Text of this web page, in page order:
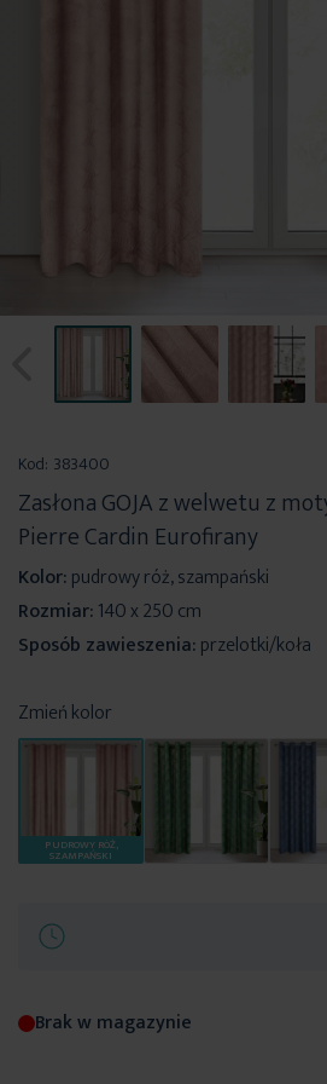
początek
galerii
Kod: 383400
Zasłona GOJA z welwetu z
Pierre Cardin Eurofirany
Kolor:pudrowy róż, szampański
Rozmiar:140 x 250 cm
Sposób zawieszenia:przelotki/koła
Zmień kolor
PUDROWY RÓŻ,
SZAMPAŃSKI
Brak w magazynie